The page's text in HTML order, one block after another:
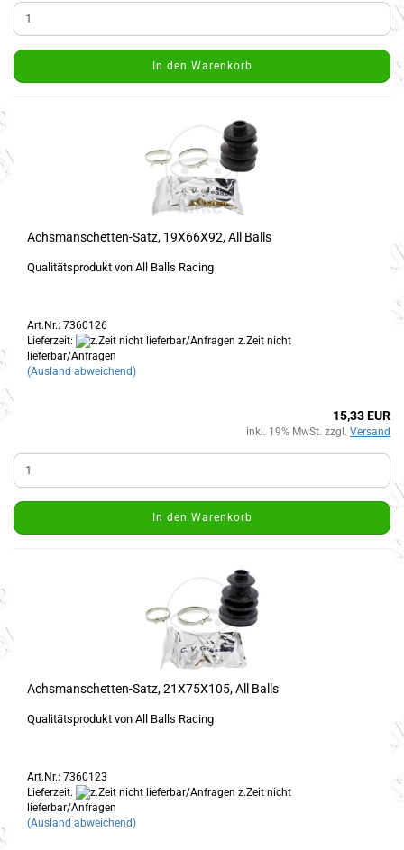
In den Warenkorb
Achsmanschetten-Satz, 19X66X92, All Balls
Qualitätsprodukt von All Balls Racing
Art.Nr.: 7360126
Lieferzeit:
z.Zeit nicht
lieferbar/Anfragen
(Ausland abweichend)
15,33 EUR
inkl. 19% MwSt. zzgl. Versand
In den Warenkorb
Achsmanschetten-Satz, 21X75X105, All Balls
Qualitätsprodukt von All Balls Racing
Art.Nr.: 7360123
Lieferzeit:
z.Zeit nicht
lieferbar/Anfragen
(Ausland abweichend)